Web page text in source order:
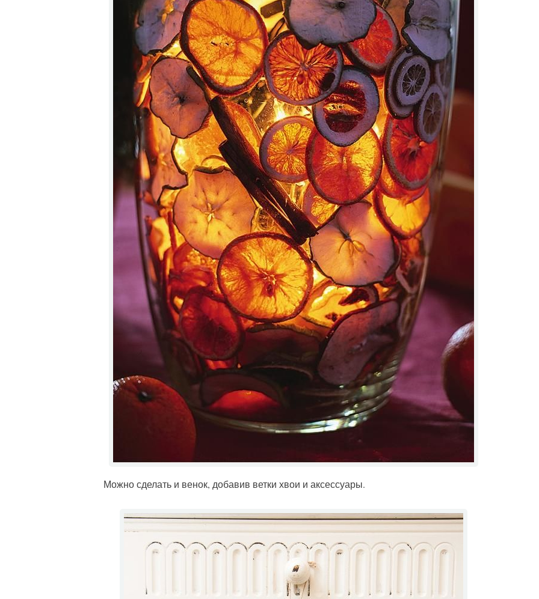
Можно сделать и венок, добавив ветки хвои и аксессуары.